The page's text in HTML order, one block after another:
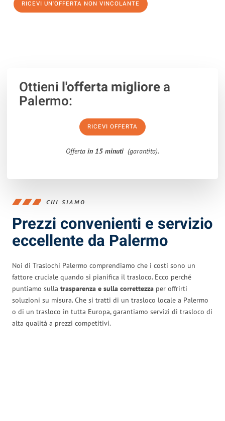
RICEVI UN'OFFERTA NON VINCOLANTE
Ottieni l'offerta migliorea
Palermo:
RICEVI OFFERTA
Offerta in 15 minuti (garantita).
CHI SIAMO
Prezzi convenienti e servizio
eccellente da Palermo
Noi di Traslochi Palermo comprendiamo che i costi sono un
fattore cruciale quando si pianifica il trasloco. Ecco perché
puntiamo sulla trasparenza e sulla correttezza per offrirti
soluzioni su misura. Che si tratti di un trasloco locale a Palermo
o di un trasloco in tutta Europa, garantiamo servizi di trasloco di
alta qualità a prezzi competitivi.